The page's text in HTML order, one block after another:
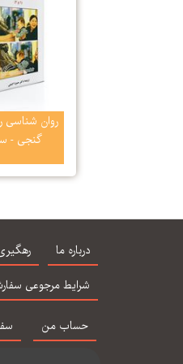
گنجی -
درباره ما
شرایط مرجوعی
حساب من